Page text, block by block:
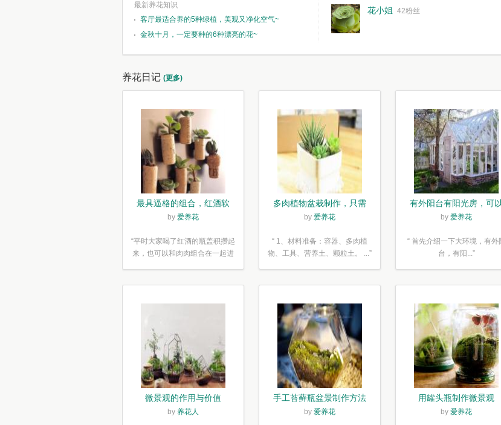
最新养花知识
客厅最适合养的5种绿植，美观又净化空气~
金秋十月，一定要种的6种漂亮的花~
花小姐 42粉丝
养花日记 (更多)
最具逼格的组合，红酒软
木塞diy多肉植物盆栽
by 爱养花
“平时大家喝了红酒的瓶盖积攒起
来，也可以和肉肉组合在一起进
多肉植物盆栽制作，只需
简单6步
by 爱养花
“ 1、材料准备：容器、多肉植
物、工具、营养土、颗粒土。 ...”
有外阳台有阳光房，可以
露养！为了肉肉，任性又
by 爱养花
“ 首先介绍一下大环境，有外
台，有阳...”
微景观的作用与价值
by 养花人
手工苔藓瓶盆景制作方法
by 爱养花
用罐头瓶制作微景观
by 爱养花